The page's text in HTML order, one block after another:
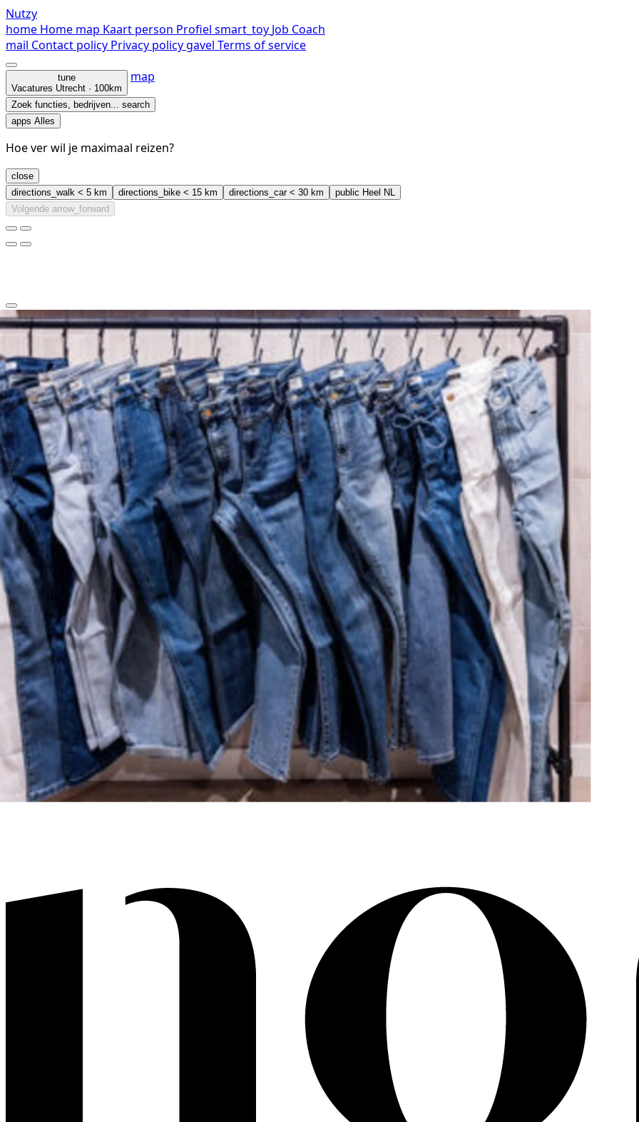
Nutzy
home Home map Kaart person Profiel smart_toy Job Coach
mail Contact policy Privacy policygavel Terms of service
tune
Vacatures Utrecht · 100km
map
Zoek functies, bedrijven... search
apps Alles
Hoe ver wil je maximaal reizen?
close
directions_walk < 5 km directions_bike < 15 km directions_car< 30 km public Heel NL
Volgende arrow_forward
clear arrow_back_ios_new
favorite
share